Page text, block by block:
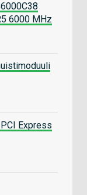
6000 MHz
Express